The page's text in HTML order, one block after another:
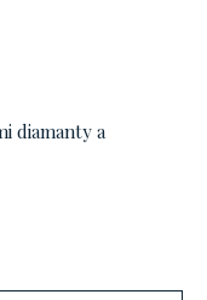
diamanty a